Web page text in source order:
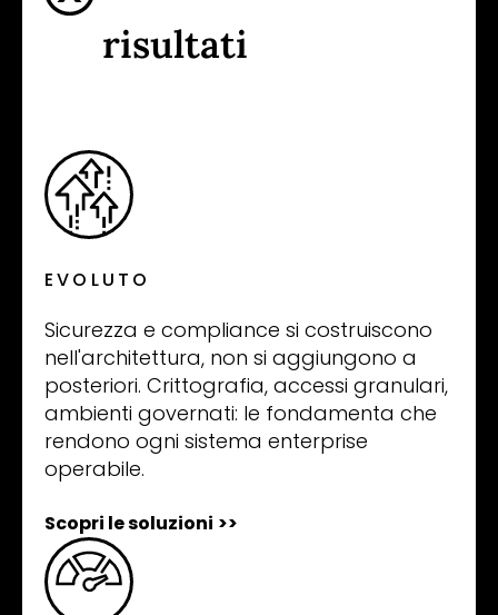
risultati
EVOLUTO
Sicurezza e compliance si costruiscono
nell'architettura, non si aggiungono a
posteriori. Crittografia, accessi granulari,
ambienti governati: le fondamenta che
rendono ogni sistema enterprise
operabile.
Scopri le soluzioni >>